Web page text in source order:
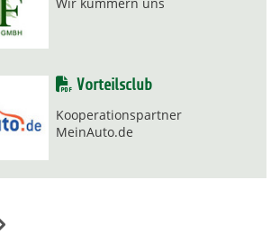
Wir kümmern uns
Vorteilsclub
Kooperationspartner
MeinAuto.de